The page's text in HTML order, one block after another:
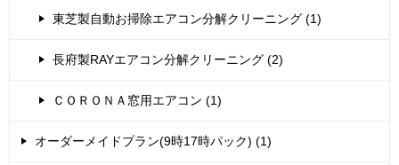
東芝製自動お掃除エアコン分解クリーニング (1)
長府製RAYエアコン分解クリーニング (2)
ＣＯＲＯＮＡ窓用エアコン (1)
オーダーメイドプラン(9時17時パック) (1)